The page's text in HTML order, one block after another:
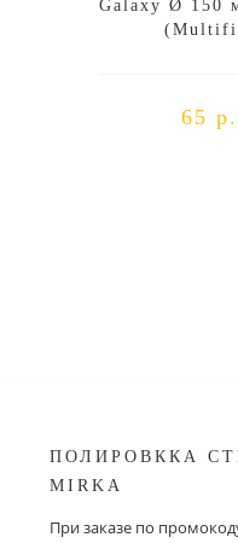
Galaxy Ø 150
65 р.
ПОЛИРОВККА
MIRKA
При заказе по